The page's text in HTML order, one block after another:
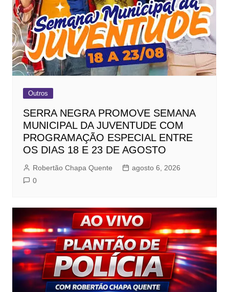
Outros
SERRA NEGRA PROMOVE SEMANA
MUNICIPAL DA JUVENTUDE COM
PROGRAMAÇÃO ESPECIAL ENTRE
OS DIAS 18 E 23 DE AGOSTO
Robertão Chapa Quente
agosto 6, 2026
0